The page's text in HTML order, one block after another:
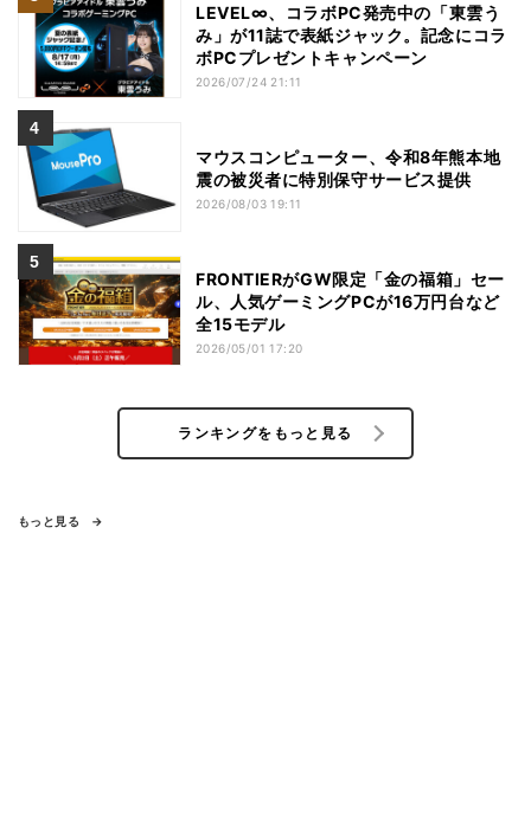
LEVEL∞、コラボPC発売中の「東雲う
み」が11誌で表紙ジャック。記念にコラ
ボPCプレゼントキャンペーン
2026/07/24 21:11
マウスコンピューター、令和8年熊本地
震の被災者に特別保守サービス提供
2026/08/03 19:11
FRONTIERがGW限定「金の福箱」セー
ル、人気ゲーミングPCが16万円台など
全15モデル
2026/05/01 17:20
ランキングをもっと見る
もっと見る